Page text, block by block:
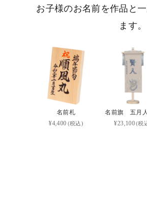
お子様のお名前を作品と
ます。
名前札
¥4,400 (税込)
名前旗 五月
¥23,100(税